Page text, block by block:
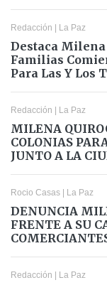
Redacción | La Paz
Destaca Milena
Familias
Para Las Y Los
Redacción | La Paz
MILENA
COLONIAS
JUNTO A LA
Rocio Casas | La Paz
DENUNCIA
FRENTE A SU
Redacción | La Paz